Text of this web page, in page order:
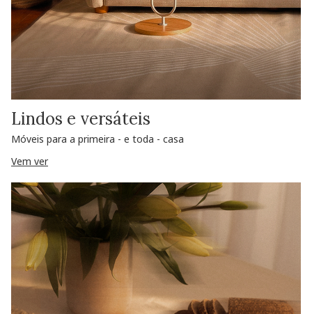
Lindos e versáteis
Móveis para a primeira - e toda - casa
Vem ver